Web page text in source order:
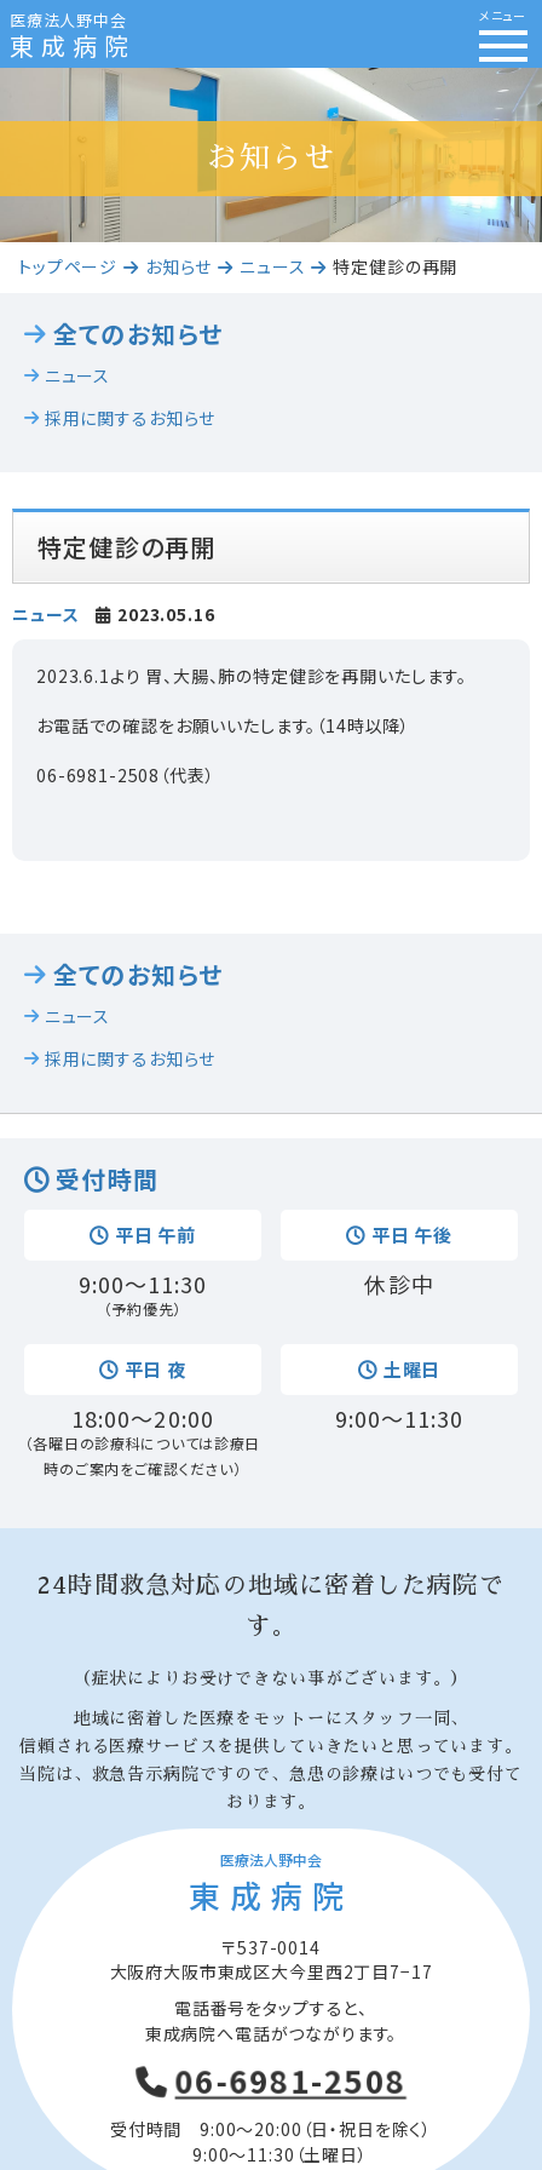
医療法人野中会
東成病院
メニュー
お知らせ
トップページ お知らせ ニュース 特定健診の再開
全てのお知らせ
ニュース
採用に関するお知らせ
特定健診の再開
ニュース 2023.05.16
2023.6.1より 胃、大腸、肺の特定健診を再開いたします。
お電話での確認をお願いいたします。（14時以降）
06-6981-2508（代表）
全てのお知らせ
ニュース
採用に関するお知らせ
受付時間
平日 午前
9:00～11:30
（予約優先）
平日 午後
休診中
平日 夜
18:00～20:00
（各曜日の診療科については診療日
時のご案内をご確認ください）
土曜日
9:00～11:30
24時間救急対応の地域に密着した病院で
す。
（症状によりお受けできない事がございます。）
地域に密着した医療をモットーにスタッフ一同、
信頼される医療サービスを提供していきたいと思っています。
当院は、救急告示病院ですので、急患の診療はいつでも受付て
おります。
医療法人野中会
東成病院
〒537-0014
大阪府大阪市東成区大今里西2丁目7−17
電話番号をタップすると、
東成病院へ電話がつながります。
06-6981-2508
受付時間 9:00～20:00（日・祝日を除く）
9:00～11:30（土曜日）